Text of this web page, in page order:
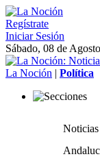
Regístrate
Iniciar Sesión
Sábado, 08 de
La Noción | Política
Noticias